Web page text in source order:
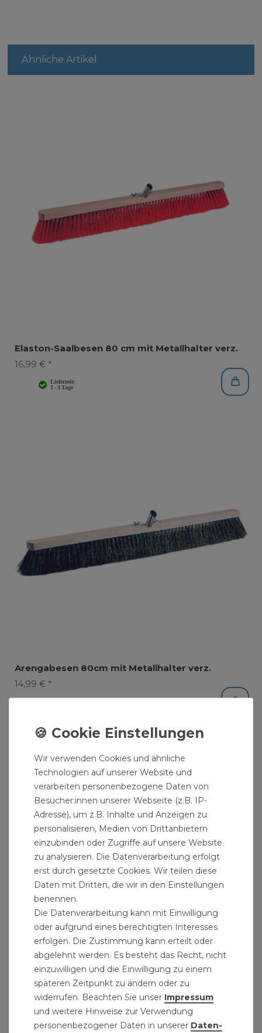
Ähnliche Artikel
Elaston-Saalbesen 80 cm mit Metallhalter verz.
16,99 € *
Arengabesen 80cm mit Metallhalter verz.
14,99 € *
Arengabesen 50cm mit Metallhalter verz.
11,99 € *
Wir verwenden Cookies und ähnliche
Technologien auf unserer Website und
verarbeiten personenbezogene Daten von
Besucher:innen unserer Webseite (z.B. IP-
Adresse), um z.B. Inhalte und Anzeigen zu
personalisieren, Medien von Drittanbietern
einzubinden oder Zugriffe auf unsere Website
zu analysieren. Die Datenverarbeitung erfolgt
erst durch gesetzte Cookies. Wir teilen diese
Daten mit Dritten, die wir in den Einstellungen
benennen.
Die Datenverarbeitung kann mit Einwilligung
oder aufgrund eines berechtigten Interesses
erfolgen. Die Zustimmung kann erteilt oder
abgelehnt werden. Es besteht das Recht, nicht
einzuwilligen und die Einwilligung zu einem
späteren Zeitpunkt zu ändern oder zu
widerrufen. Beachten Sie unser Impressum
und weitere Hinweise zur Verwendung
personenbezogener Daten in unserer Daten­